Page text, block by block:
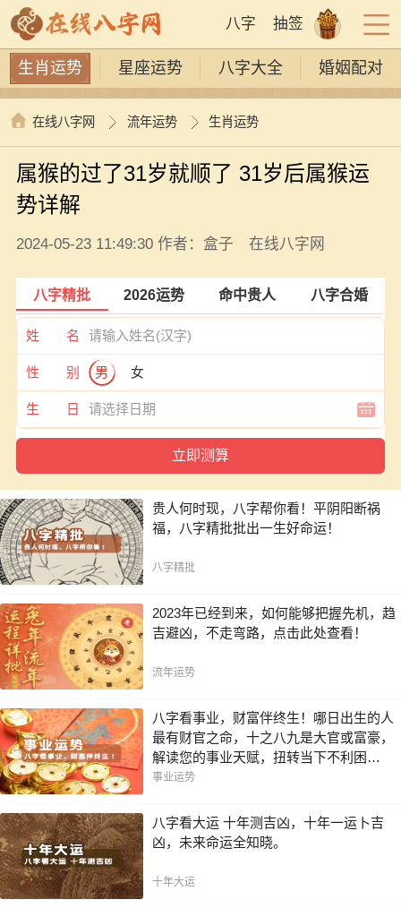
八字 抽签
生肖运势 星座运势 八字大全 婚姻配对
在线八字网 流年运势 生肖运势
属猴的过了31岁就顺了 31岁后属猴运
势详解
2024-05-23 11:49:30 作者：盒子 在线八字网
八字精批 2026运势 命中贵人 八字合婚
姓 名
性 别 男 女
生 日
贵人何时现，八字帮你看！平阴阳断祸
福，八字精批批出一生好命运！
八字精批
2023年已经到来，如何能够把握先机，趋
吉避凶，不走弯路，点击此处查看！
流年运势
八字看事业，财富伴终生！哪日出生的人
最有财官之命，十之八九是大官或富豪，
解读您的事业天赋，扭转当下不利困
局！！
事业运势
八字看大运 十年测吉凶，十年一运卜吉
凶，未来命运全知晓。
十年大运